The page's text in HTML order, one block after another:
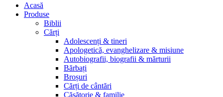
Acasă
Produse
Biblii
Cărți
Adolescenți & tineri
Apologetică, evanghelizare & misiune
Autobiografii, biografii & mărturii
Bărbați
Broșuri
Cărți de cântări
Căsătorie & familie